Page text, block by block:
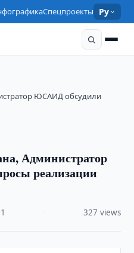
Спецпроекты Ру
ЮСАИД обсудили
Администратор
реализации
327 views